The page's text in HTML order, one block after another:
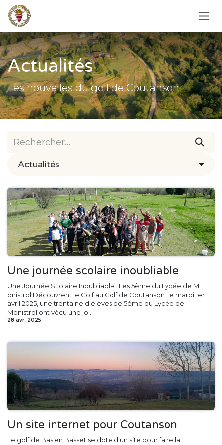
Se rendre au contenu
Actualités
Les nouvelles du golf de Coutanson
Actualités
Une journée scolaire inoubliable
Une Journée Scolaire Inoubliable : Les 5ème du Lycée de M​
onistrol Découvrent le Golf au Golf de Coutanson Le mardi 1er
avril 2025, une trentaine d'élèves de 5ème du Lycée de
Monistrol ont vécu une jo...
28 avr. 2025
Un site internet pour Coutanson
Le golf de Bas en Basset se dote d'un site pour faire la